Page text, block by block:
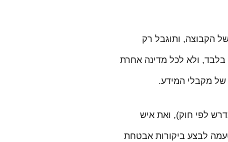
הקבוצה, ותוגבל רק
בלבד, ולא לכל מדינה אחרת
לפי חוק), ואת איש
לבצע ביקורות אבטחת